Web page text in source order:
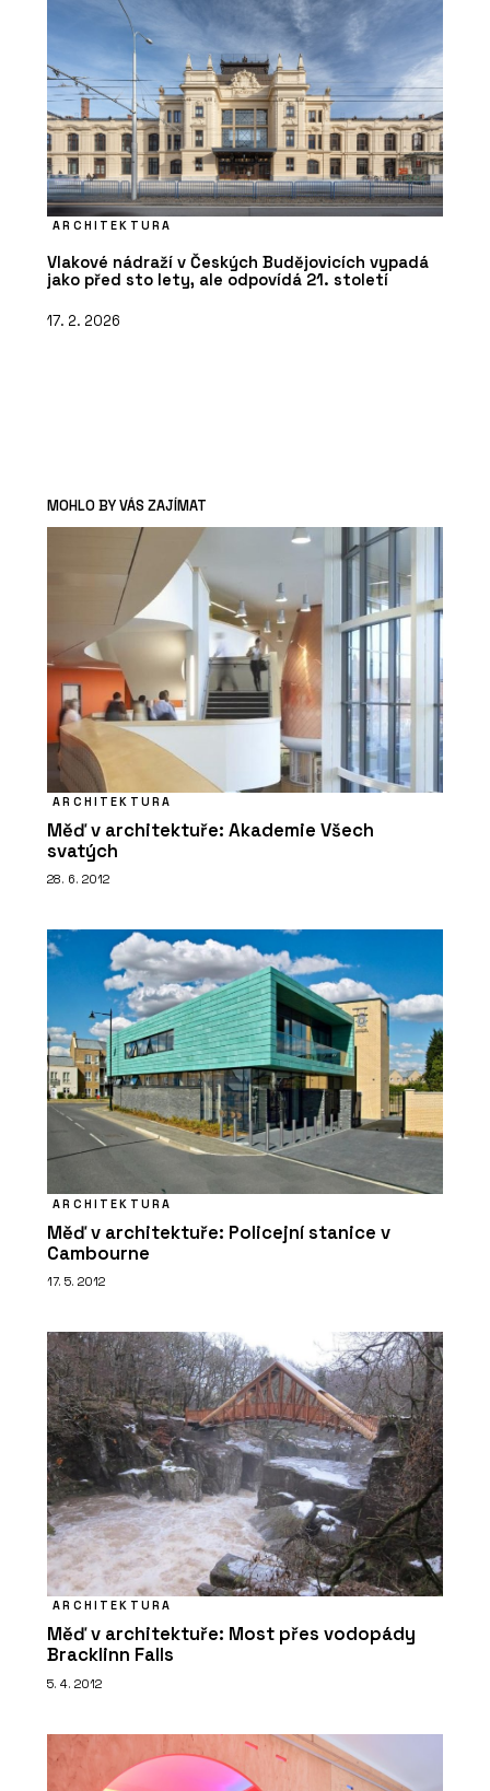
ARCHITEKTURA
Vlakové nádraží v Českých Budějovicích vypadá
jako před sto lety, ale odpovídá 21. století
17. 2. 2026
MOHLO BY VÁS ZAJÍMAT
ARCHITEKTURA
Měď v architektuře: Akademie Všech
svatých
28. 6. 2012
ARCHITEKTURA
Měď v architektuře: Policejní stanice v
Cambourne
17. 5. 2012
ARCHITEKTURA
Měď v architektuře: Most přes vodopády
Bracklinn Falls
5. 4. 2012